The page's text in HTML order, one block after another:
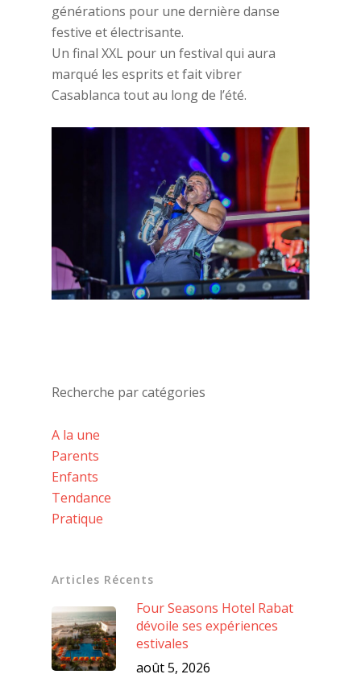
générations pour une dernière danse
festive et électrisante.
Un final XXL pour un festival qui aura
marqué les esprits et fait vibrer
Casablanca tout au long de l’été.
Recherche par catégories
A la une
Parents
Enfants
Tendance
Pratique
Articles Récents
Four Seasons Hotel Rabat
dévoile ses expériences
estivales
août 5, 2026